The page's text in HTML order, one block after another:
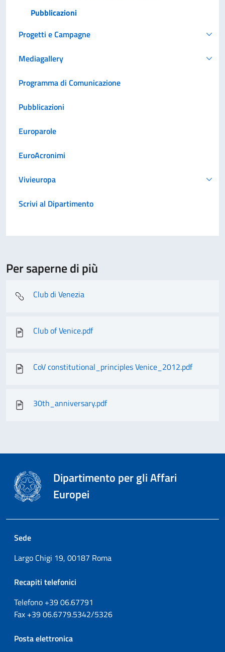
Pubblicazioni
Progetti e Campagne
Mediagallery
Programma di Comunicazione
Pubblicazioni
Europarole
EuroAcronimi
Vivieuropa
Scrivi al Dipartimento
Per saperne di più
Club di Venezia
Club of Venice.pdf
CoV constitutional_principles Venice_2012.pdf
30th_anniversary.pdf
Dipartimento per gli Affari
Europei
Sede
Largo Chigi 19, 00187 Roma
Recapiti telefonici
Telefono +3906.67791
Fax +3906.6779.5342/5326
Posta elettronica